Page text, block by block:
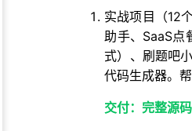
实战项目（12
助手、SaaS点
式）、刷题吧
代码生成器。
交付：完整源